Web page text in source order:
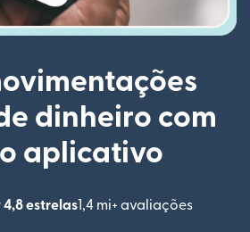
dinheiro com
aplicativo
estrelas1,4 mi+ avaliações
(abre